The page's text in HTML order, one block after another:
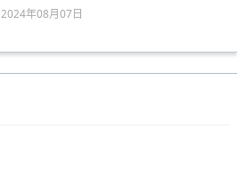
2024年08月07日